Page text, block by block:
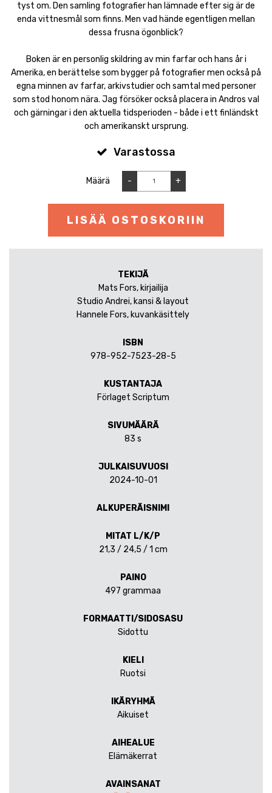
tyst om. Den samling fotografier han lämnade efter sig är de
enda vittnesmål som finns. Men vad hände egentligen mellan
dessa frusna ögonblick?
Boken är en personlig skildring av min farfar och hans år i
Amerika, en berättelse som bygger på fotografier men också på
egna minnen av farfar, arkivstudier och samtal med personer
som stod honom nära. Jag försöker också placera in Andros val
och gärningar i den aktuella tidsperioden - både i ett finländskt
och amerikanskt ursprung.
Varastossa
Määrä - +
LISÄÄ OSTOSKORIIN
TEKIJÄ
Mats Fors, kirjailija
Studio Andrei, kansi & layout
Hannele Fors, kuvankäsittely
ISBN
978-952-7523-28-5
KUSTANTAJA
Förlaget Scriptum
SIVUMÄÄRÄ
83 s
JULKAISUVUOSI
2024-10-01
ALKUPERÄISNIMI
MITAT L/K/P
21,3 / 24,5 / 1 cm
PAINO
497 grammaa
FORMAATTI/SIDOSASU
Sidottu
KIELI
Ruotsi
IKÄRYHMÄ
Aikuiset
AIHEALUE
Elämäkerrat
AVAINSANAT